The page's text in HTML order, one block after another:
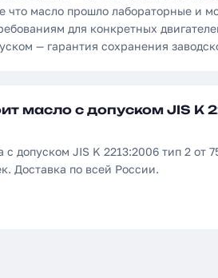
что масло прошло лабораторные и
для конкретных
— гарантия сохранения
масло с допуском JIS K
с допуском JIS K 2213:2006 тип 2 от
Доставка по всей России.